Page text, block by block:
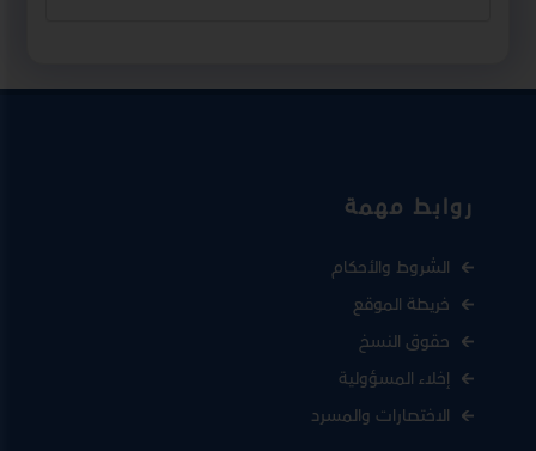
روابط مهمة
الشروط والأحكام
خريطة الموقع
حقوق النسخ
إخلاء المسؤولية
الاختصارات والمسرد